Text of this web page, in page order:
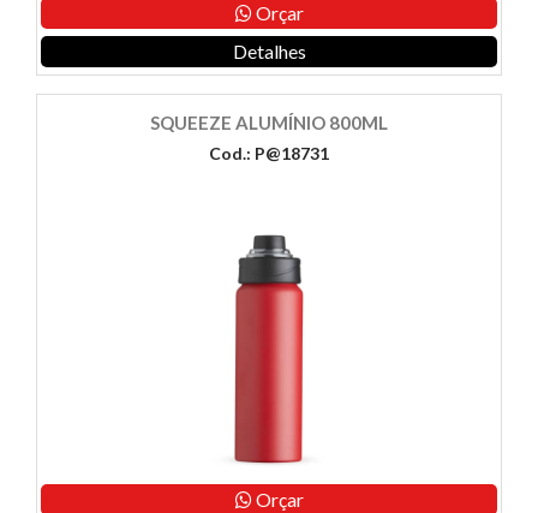
Orçar
Detalhes
SQUEEZE ALUMÍNIO 800ML
Cod.: P@18731
Orçar